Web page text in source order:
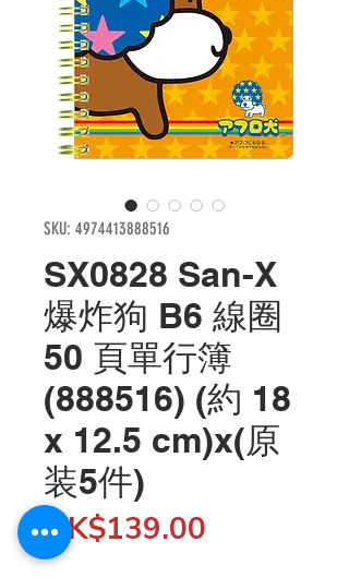
SKU: 4974413888516
SX0828 San-X
爆炸狗 B6 線圈
50 頁單行簿
(888516) (約 18
x 12.5 cm)x(原
装5件)
HK$139.00